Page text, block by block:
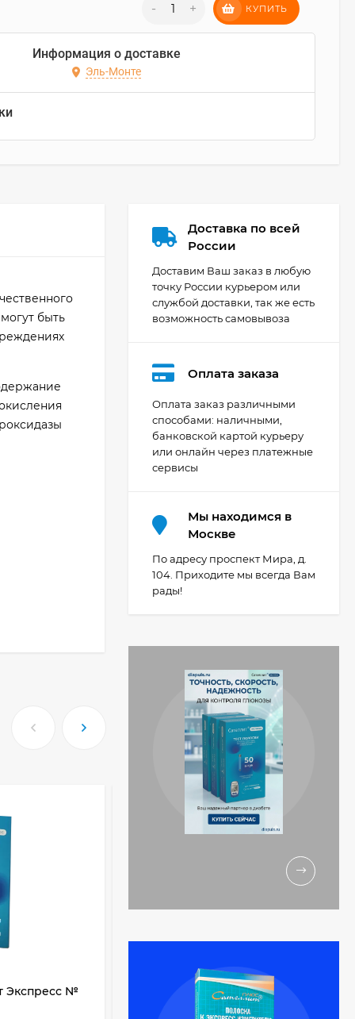
- + КУПИТЬ
Информация о доставке
Эль-Монте
быть
Экспресс №
Тест-полоски Ури-pH для
определения кислотности мочи
Доставка по всей
России
Доставим Ваш заказ в любую
точку России курьером или
службой доставки, так же есть
возможность самовывоза
Оплата заказа
Оплата заказ различными
способами: наличными,
банковской картой курьеру
или онлайн через платежные
сервисы
Мы находимся в
Москве
По адресу проспект Мира, д.
104. Приходите мы всегда Вам
рады!